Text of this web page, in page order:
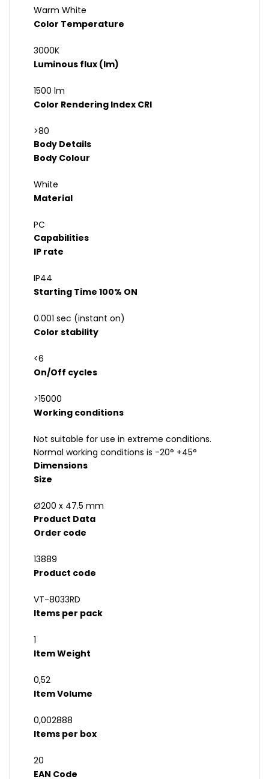
Warm White
Color Temperature
3000K
Luminous flux (lm)
1500 lm
Color Rendering Index CRI
>80
Body Details
Body Colour
White
Material
PC
Capabilities
IP rate
IP44
Starting Time 100% ON
0.001 sec (instant on)
Color stability
<6
On/Off cycles
>15000
Working conditions
Not suitable for use in extreme conditions.
Normal working conditions is -20° +45°
Dimensions
Size
Ø200 x 47.5 mm
Product Data
Order code
13889
Product code
VT-8033RD
Items per pack
1
Item Weight
0,52
Item Volume
0,002888
Items per box
20
EAN Code